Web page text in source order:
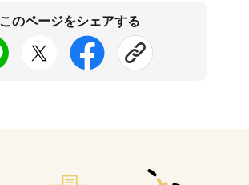
このページをシェアする